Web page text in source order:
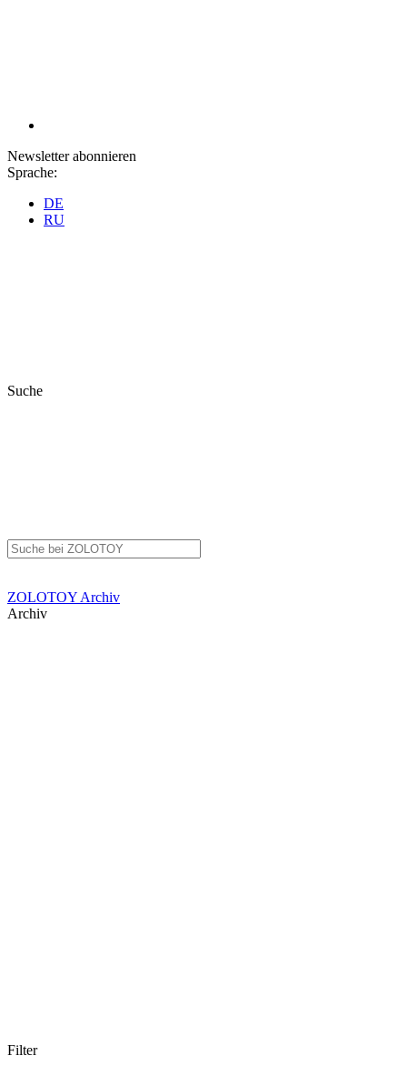
Newsletter abonnieren
Sprache:
DE
RU
Suche
ZOLOTOY Archiv
Archiv
Filter